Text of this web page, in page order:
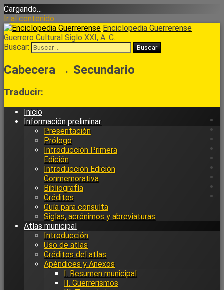
Cargando…
Ir al contenido
Enciclopedia Guerrerense
Guerrero Cultural Siglo XXI, A. C.
Buscar:
Cabecera → Secundario
Traducir:
Inicio
Información preliminar
Presentación
Prólogo
Introducción Primera
Edición
Introducción Edición
Conmemorativa
Bibliografía
Créditos
Guía para consulta
Siglas, acrónimos y abreviaturas
Atlas municipal
Introducción
Uso de atlas
Créditos del atlas
Apéndices y Anexos
I. Resumen municipal
II. Guerrerismos